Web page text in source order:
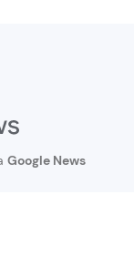
Google News